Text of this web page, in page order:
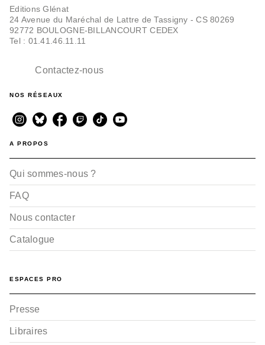
Editions Glénat
24 Avenue du Maréchal de Lattre de Tassigny - CS 80269
92772 BOULOGNE-BILLANCOURT CEDEX
Tel : 01.41.46.11.11
Contactez-nous
NOS RÉSEAUX
A PROPOS
Qui sommes-nous ?
FAQ
Nous contacter
Catalogue
ESPACES PRO
Presse
Libraires